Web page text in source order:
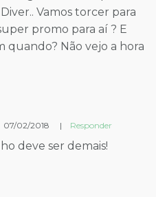
Vamos torcer para
promo para aí ? E
quando? Não vejo a hora
07/02/2018 | Responder
deve ser demais!